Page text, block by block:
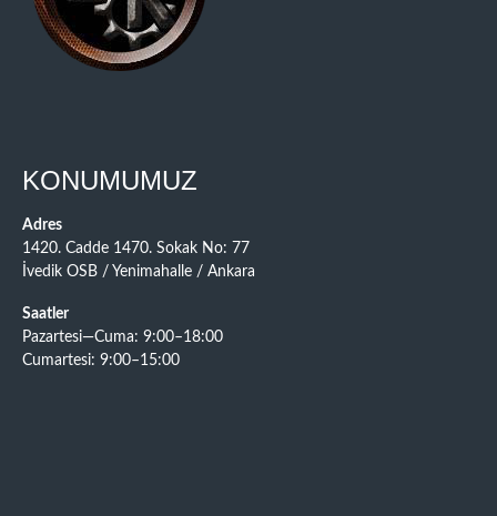
KONUMUMUZ
Adres
1420. Cadde 1470. Sokak No: 77
İvedik OSB / Yenimahalle / Ankara
Saatler
Pazartesi—Cuma: 9:00–18:00
Cumartesi: 9:00–15:00